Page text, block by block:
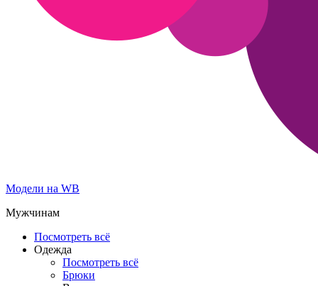
Модели на WB
Мужчинам
Посмотреть всё
Одежда
Посмотреть всё
Брюки